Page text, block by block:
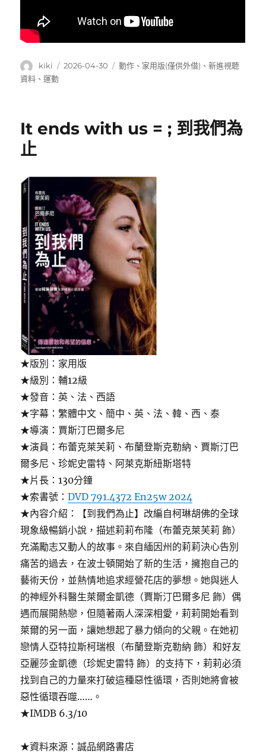
作
者
kiki
發
2026-04-30
分
動作 、 家用版(僅供外借) 、新進視聽
資料 、運動
It ends with us = ; 到我們為
止
★版別：家用版
★級別：輔12級
★發音：英、法、西語
★字幕：繁體中文、簡中、英、法、韓、西、泰
★導演：賈斯汀巴爾多尼
★演員：布蕾克萊芙莉、布蘭登斯克勒納、賈斯汀巴
爾多尼、珍妮史雷特、阿萊克斯紐斯塔特
★片長：130分鐘
★索書號：DVD 791.4372 En25w 2024
★內容介紹：【到我們為止】改編自柯琳胡佛的全球
現象級暢銷小說，描述莉莉布隆（布蕾克萊芙莉 飾）
充滿勵志又動人的故事。來自緬因州的莉莉決心告別
痛苦的過去，在波士頓開始了新的生活，擁抱自己的
藝術天份，並熱情地追求經營花店的夢想。她與迷人
的神經外科醫生萊爾金凱德（賈斯汀巴爾多尼 飾）偶
遇而展開熱戀，但隨著兩人深深相愛，莉莉開始看到
萊爾的另一面，讓她想起了暴力傾向的父親。在她初
戀情人亞特拉斯柯瑞根（布蘭登斯克勒納 飾）和好友
亞麗莎金凱德（珍妮史雷特 飾）的支持下，莉莉必須
找到自己的力量來打破這種惡性循環，否則她將會被
惡性循環吞噬……。
★IMDB 6.3/10
★資料來源：誠品網路書店